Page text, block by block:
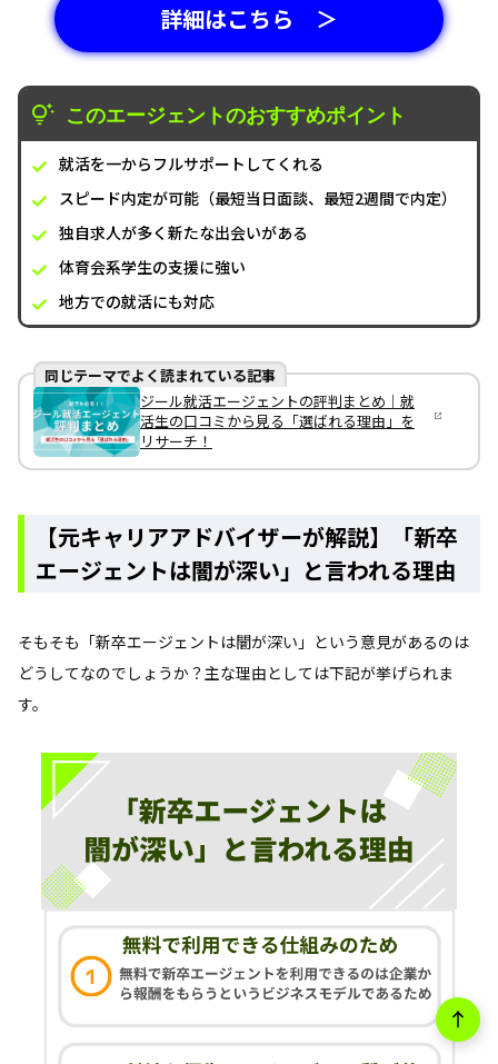
詳細はこちら ＞
このエージェントのおすすめポイント
就活を一からフルサポートしてくれる
スピード内定が可能（最短当日面談、最短2週間で内定）
独自求人が多く新たな出会いがある
体育会系学生の支援に強い
地方での就活にも対応
同じテーマでよく読まれている記事
ジール就活エージェントの評判まとめ｜就
活生の口コミから見る「選ばれる理由」を
リサーチ！
【元キャリアアドバイザーが解説】「新卒
エージェントは闇が深い」と言われる理由
そもそも「新卒エージェントは闇が深い」という意見があるのは
どうしてなのでしょうか？主な理由としては下記が挙げられま
す。